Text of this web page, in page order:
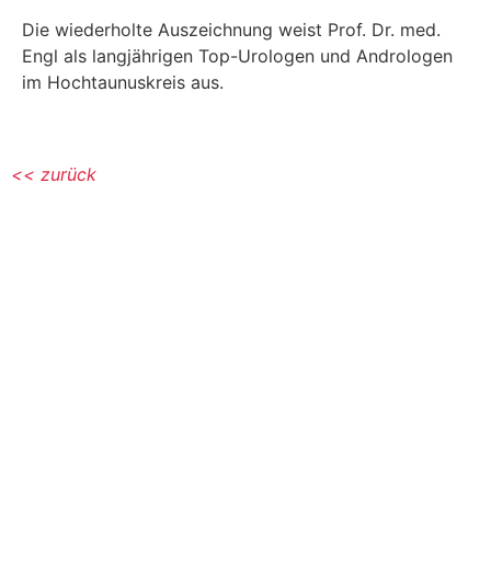
Die wiederholte Auszeichnung weist Prof. Dr. med.
Engl als langjährigen Top-Urologen und Andrologen
im Hochtaunuskreis aus.
<< zurück